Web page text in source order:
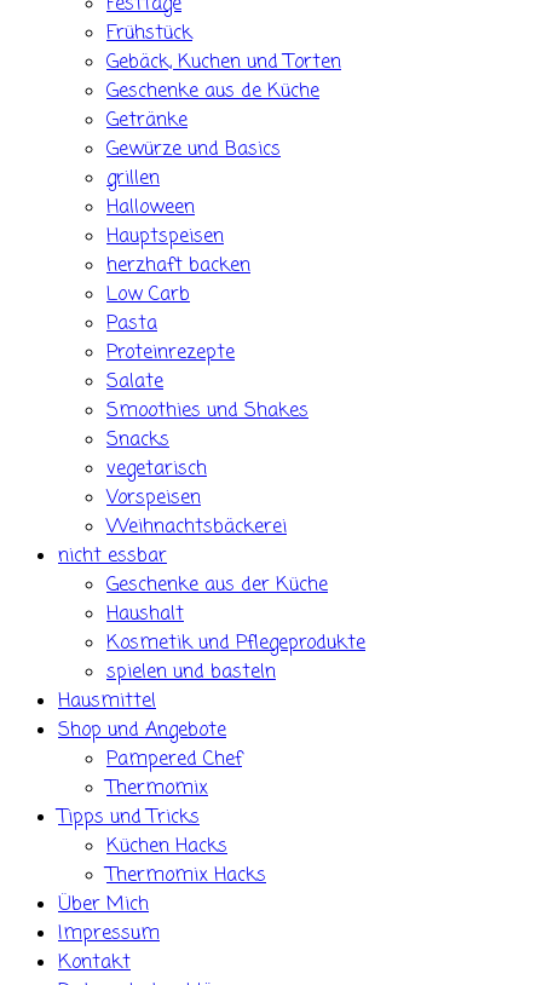
Frühstück
Gebäck, Kuchen und Torten
Geschenke aus de Küche
Getränke
Gewürze und Basics
grillen
Halloween
Hauptspeisen
herzhaft backen
Low Carb
Pasta
Proteinrezepte
Salate
Smoothies und Shakes
Snacks
vegetarisch
Vorspeisen
Weihnachtsbäckerei
nicht essbar
Geschenke aus der Küche
Haushalt
Kosmetik und Pflegeprodukte
spielen und basteln
Hausmittel
Shop und Angebote
Pampered Chef
Thermomix
Tipps und Tricks
Küchen Hacks
Thermomix Hacks
Über Mich
Impressum
Kontakt